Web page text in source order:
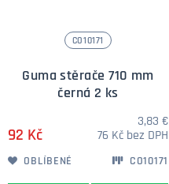
CO10171
Guma stěrače 710 mm
černá 2 ks
92 Kč
3,83 €
76 Kč bez DPH
OBLÍBENÉ CO10171